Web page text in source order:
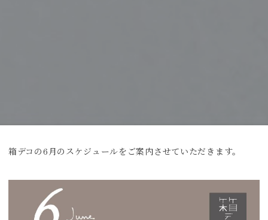
箱デコの6月のスケジュールをご案内させていただきます。